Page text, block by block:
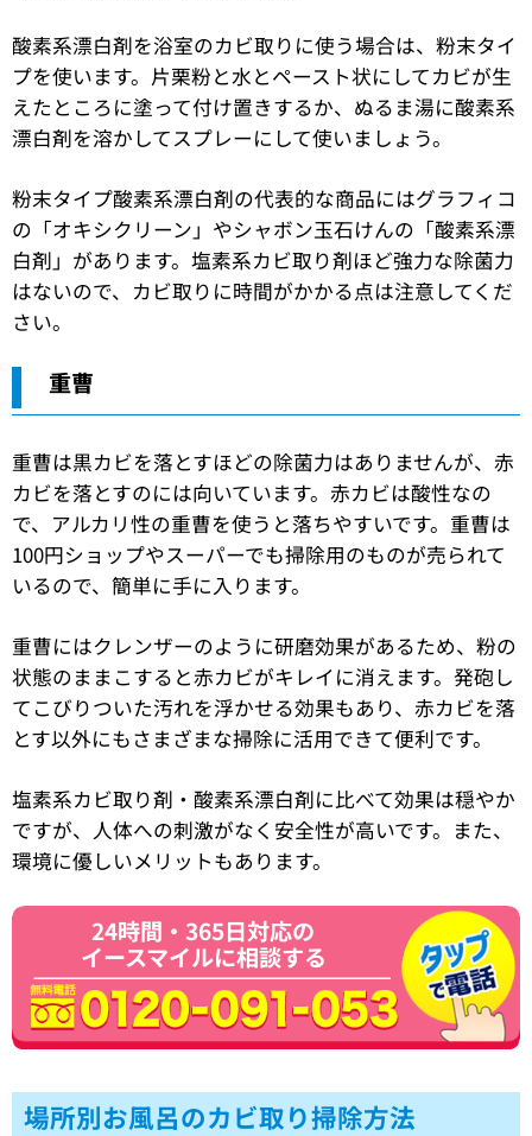
酸素系漂白剤を浴室のカビ取りに使う場合は、粉末タイ
プを使います。片栗粉と水とペースト状にしてカビが生
えたところに塗って付け置きするか、ぬるま湯に酸素系
漂白剤を溶かしてスプレーにして使いましょう。
粉末タイプ酸素系漂白剤の代表的な商品にはグラフィコ
の「オキシクリーン」やシャボン玉石けんの「酸素系漂
白剤」があります。塩素系カビ取り剤ほど強力な除菌力
はないので、カビ取りに時間がかかる点は注意してくだ
さい。
重曹
重曹は黒カビを落とすほどの除菌力はありませんが、赤
カビを落とすのには向いています。赤カビは酸性なの
で、アルカリ性の重曹を使うと落ちやすいです。重曹は
100円ショップやスーパーでも掃除用のものが売られて
いるので、簡単に手に入ります。
重曹にはクレンザーのように研磨効果があるため、粉の
状態のままこすると赤カビがキレイに消えます。発砲し
てこびりついた汚れを浮かせる効果もあり、赤カビを落
とす以外にもさまざまな掃除に活用できて便利です。
塩素系カビ取り剤・酸素系漂白剤に比べて効果は穏やか
ですが、人体への刺激がなく安全性が高いです。また、
環境に優しいメリットもあります。
24時間・365日対応の
イースマイルに相談する
場所別お風呂のカビ取り掃除方法